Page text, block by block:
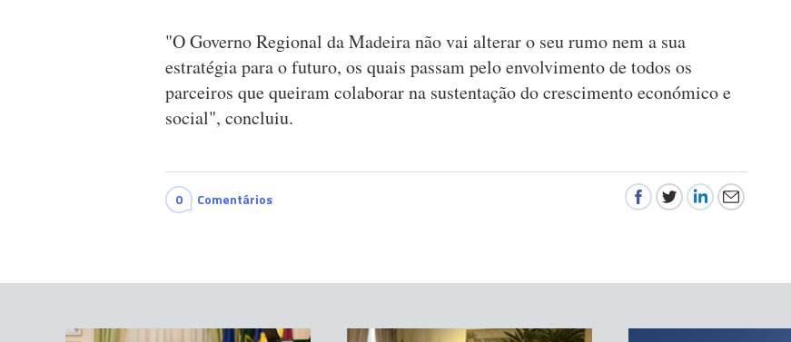
"O Governo Regional da Madeira não vai alterar o seu rumo nem a sua
estratégia para o futuro, os quais passam pelo envolvimento de todos os
parceiros que queiram colaborar na sustentação do crescimento económico e
social", concluiu.
0 Comentários